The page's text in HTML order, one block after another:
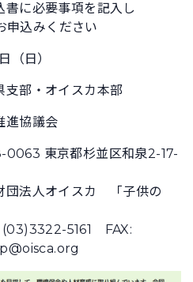
書に必要事項を記入し
申込みください
（日）
部・オイスカ本部
協議会
0063 東京都杉並区和泉2-17-
イスカ 「子供の
5161 FAX: